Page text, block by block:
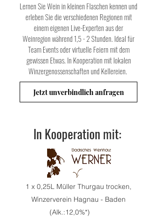
Lernen Sie Wein in kleinen Flaschen kennen und
erleben Sie die verschiedenen Regionen mit
einem eigenen Live-Experten aus der
Weinregion während 1,5 - 2 Stunden. Ideal für
Team Events oder virtuelle Feiern mit dem
gewissen Etwas. In Kooperation mit lokalen
Winzergenossenschaften und Kellereien.
Jetzt unverbindlich anfragen
In Kooperation mit:
1 x 0,25L Müller Thurgau trocken,
Winzerverein Hagnau - Baden
(Alk.:12,0%*)